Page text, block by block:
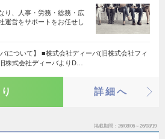
り、人事・労務・総務・広
運営をサポートをお任せし
バについて】 ■株式会社ディーバ(旧株式会社フィ
株式会社ディーバよりD…
詳細へ
掲載期間 26/08/06～26/08/19